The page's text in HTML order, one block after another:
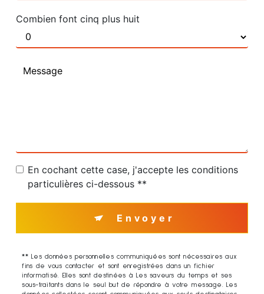
Combien font cinq plus huit
En cochant cette case, j'accepte les conditions
particulières ci-dessous **
Envoyer
** Les données personnelles communiquées sont nécessaires aux
fins de vous contacter et sont enregistrées dans un fichier
informatisé. Elles sont destinées à Les saveurs du temps et ses
sous-traitants dans le seul but de répondre à votre message. Les